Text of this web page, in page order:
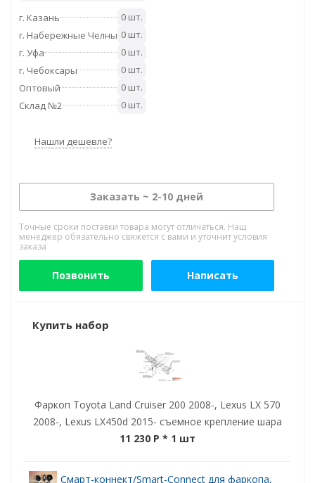
г. Казань
0 шт.
г. Набережные Челны 0 шт.
г. Уфа
0 шт.
г. Чебоксары
0 шт.
Оптовый
0 шт.
Склад №2
0 шт.
Нашли дешевле?
Заказать ~ 2-10 дней
Точные сроки поставки товара могут отличаться. Наш
менеджер обязательно свяжется с вами и уточнит условия
заказа
Позвонить Написать
Купить набор
Фаркоп Toyota Land Cruiser 200 2008-, Lexus LX 570
2008-, Lexus LX450d 2015- съемное крепление шара
11 230 P * 1 шт
Смарт-коннект/Smart-Connect для фаркопа,